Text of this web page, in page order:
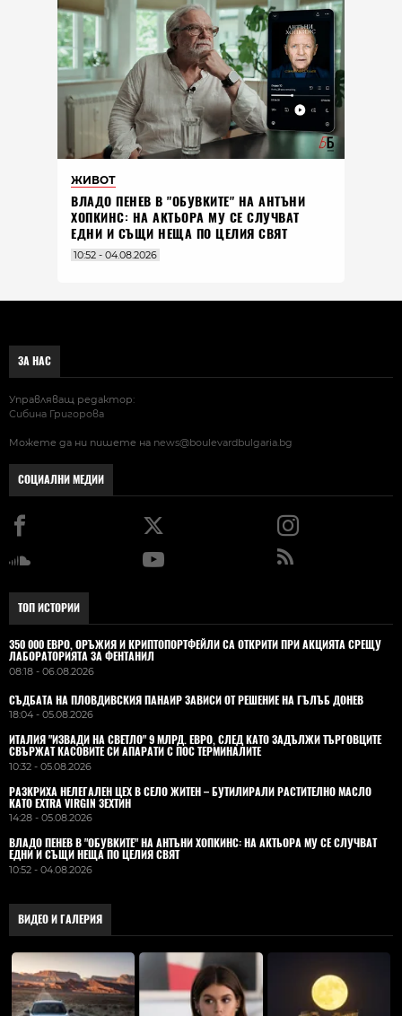
ЖИВОТ
ВЛАДO ПЕНЕВ В "ОБУВКИТЕ" НА АНТЪНИ
ХОПКИНС: НА АКТЬОРА МУ СЕ СЛУЧВАТ
ЕДНИ И СЪЩИ НЕЩА ПО ЦЕЛИЯ СВЯТ
10:52 - 04.08.2026
ЗА НАС
Управляващ редактор:
Сибина Григорова
Можете да ни пишете на news@boulevardbulgaria.bg
СОЦИАЛНИ МЕДИИ
ТОП ИСТОРИИ
350 000 ЕВРО, ОРЪЖИЯ И КРИПТОПОРТФЕЙЛИ СА ОТКРИТИ ПРИ АКЦИЯТА СРЕЩУ
ЛАБОРАТОРИЯТА ЗА ФЕНТАНИЛ
08:18 - 06.08.2026
СЪДБАТА НА ПЛОВДИВСКИЯ ПАНАИР ЗАВИСИ ОТ РЕШЕНИЕ НА ГЪЛЪБ ДОНЕВ
18:04 - 05.08.2026
ИТАЛИЯ "ИЗВАДИ НА СВЕТЛО" 9 МЛРД. ЕВРО, СЛЕД КАТО ЗАДЪЛЖИ ТЪРГОВЦИТЕ
СВЪРЖАТ КАСОВИТЕ СИ АПАРАТИ С ПОС ТЕРМИНАЛИТЕ
10:32 - 05.08.2026
РАЗКРИХА НЕЛЕГАЛЕН ЦЕХ В СЕЛО ЖИТЕН – БУТИЛИРАЛИ РАСТИТЕЛНО МАСЛО
КАТО EXTRA VIRGIN ЗЕХТИН
14:28 - 05.08.2026
ВЛАДO ПЕНЕВ В "ОБУВКИТЕ" НА АНТЪНИ ХОПКИНС: НА АКТЬОРА МУ СЕ СЛУЧВАТ
ЕДНИ И СЪЩИ НЕЩА ПО ЦЕЛИЯ СВЯТ
10:52 - 04.08.2026
ВИДЕО И ГАЛЕРИЯ